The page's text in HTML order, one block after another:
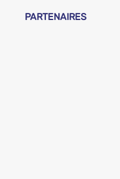
PARTENAIRES